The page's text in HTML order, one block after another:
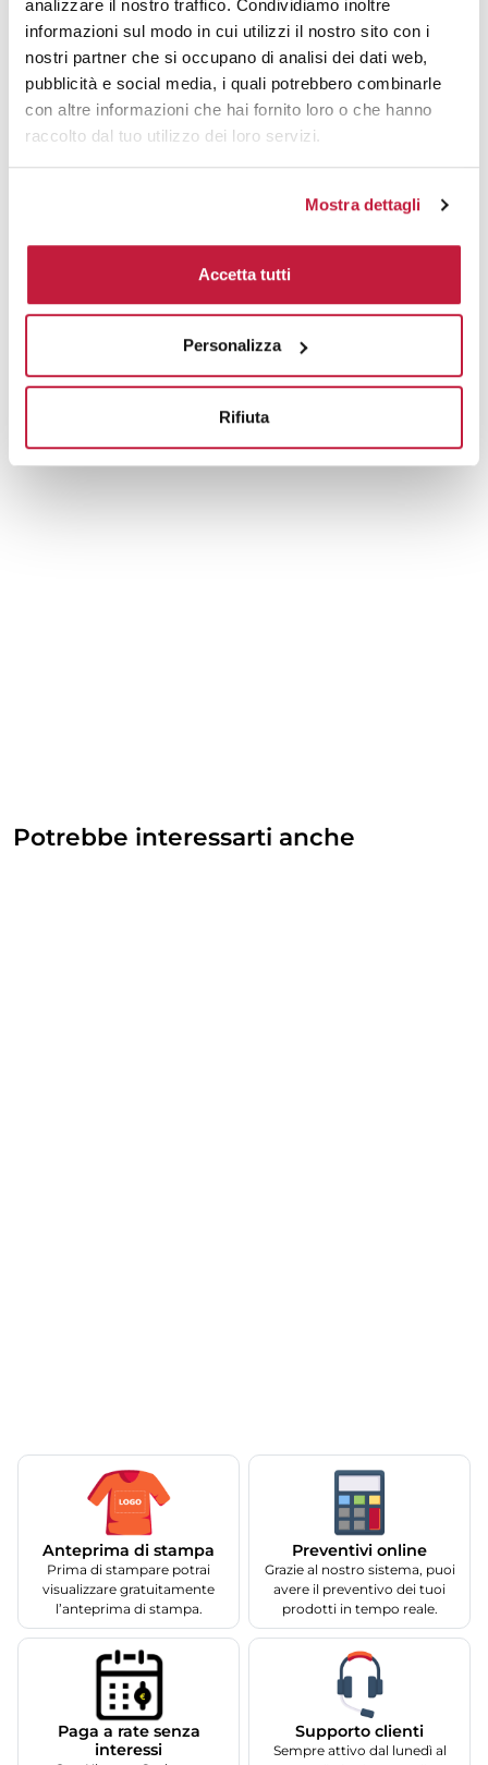
analizzare il nostro traffico. Condividiamo inoltre
informazioni sul modo in cui utilizzi il nostro sito con i
nostri partner che si occupano di analisi dei dati web,
pubblicità e social media, i quali potrebbero combinarle
con altre informazioni che hai fornito loro o che hanno
raccolto dal tuo utilizzo dei loro servizi.
Mostra dettagli
Accetta tutti
Personalizza
Rifiuta
Domande e risposte
Prodotti alternativi
Potrebbe interessarti anche
Anteprima di stampa
Prima di stampare potrai
visualizzare gratuitamente
l’anteprima di stampa.
Preventivi online
Grazie al nostro sistema, puoi
avere il preventivo dei tuoi
prodotti in tempo reale.
Paga a rate senza
interessi
Supporto clienti
Sempre attivo dal lunedì al